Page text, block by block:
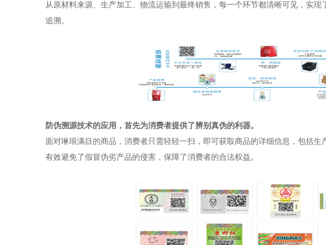
从原材料来源、生产加工、物流运输到最终销售，每一个环节都清晰可见，实现
追溯。
防伪溯源技术的应用，首先为消费者提供了辨别真伪的利器。
面对琳琅满目的商品，消费者只需轻轻一扫，即可获取商品的详细信息，包括生
有效避免了假冒伪劣产品的侵害，保障了消费者的合法权益。